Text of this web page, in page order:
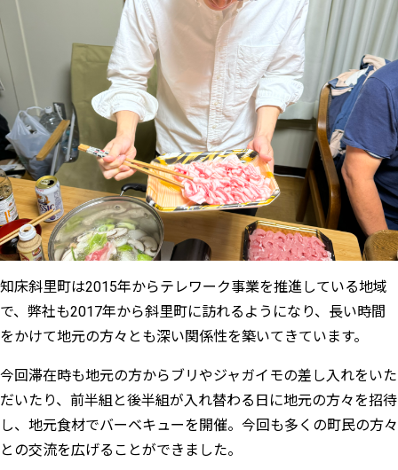
知床斜里町は2015年からテレワーク事業を推進している地域
で、弊社も2017年から斜里町に訪れるようになり、長い時間
をかけて地元の方々とも深い関係性を築いてきています。
今回滞在時も地元の方からブリやジャガイモの差し入れをいた
だいたり、前半組と後半組が入れ替わる日に地元の方々を招待
し、地元食材でバーベキューを開催。今回も多くの町民の方々
との交流を広げることができました。